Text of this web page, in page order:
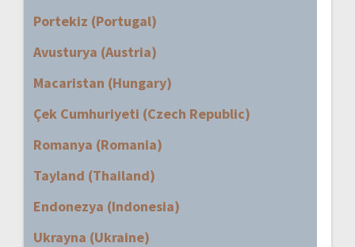
Portekiz (Portugal)
Avusturya (Austria)
Macaristan (Hungary)
Çek Cumhuriyeti (Czech Republic)
Romanya (Romania)
Tayland (Thailand)
Endonezya (Indonesia)
Ukrayna (Ukraine)